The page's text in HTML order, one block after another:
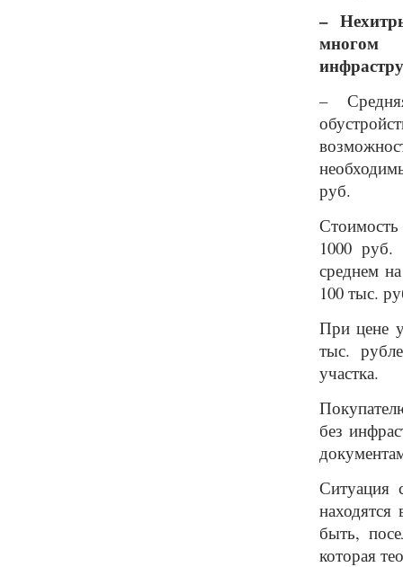
–
многом
–
руб.
Стоимость
1000
среднем
100 тыс.
При цене
тыс.
участка.
без
Ситуация
быть,
которая